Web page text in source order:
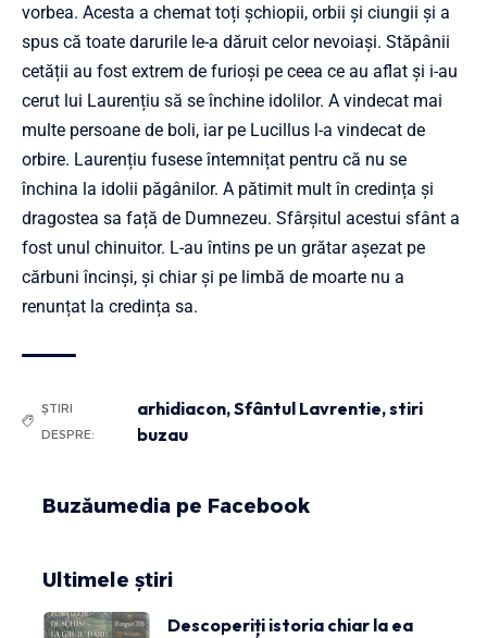
vorbea. Acesta a chemat toți șchiopii, orbii și ciungii și a
spus că toate darurile le-a dăruit celor nevoiași. Stăpânii
cetății au fost extrem de furioși pe ceea ce au aflat și i-au
cerut lui Laurențiu să se închine idolilor. A vindecat mai
multe persoane de boli, iar pe Lucillus l-a vindecat de
orbire. Laurențiu fusese întemnițat pentru că nu se
închina la idolii păgânilor. A pătimit mult în credința și
dragostea sa față de Dumnezeu. Sfârșitul acestui sfânt a
fost unul chinuitor. L-au întins pe un grătar așezat pe
cărbuni încinși, și chiar și pe limbă de moarte nu a
renunțat la credința sa.
ȘTIRI
DESPRE:
arhidiacon,Sfântul Lavrentie,stiri
buzau
Buzăumedia pe Facebook
Ultimele știri
Descoperiți istoria chiar la ea